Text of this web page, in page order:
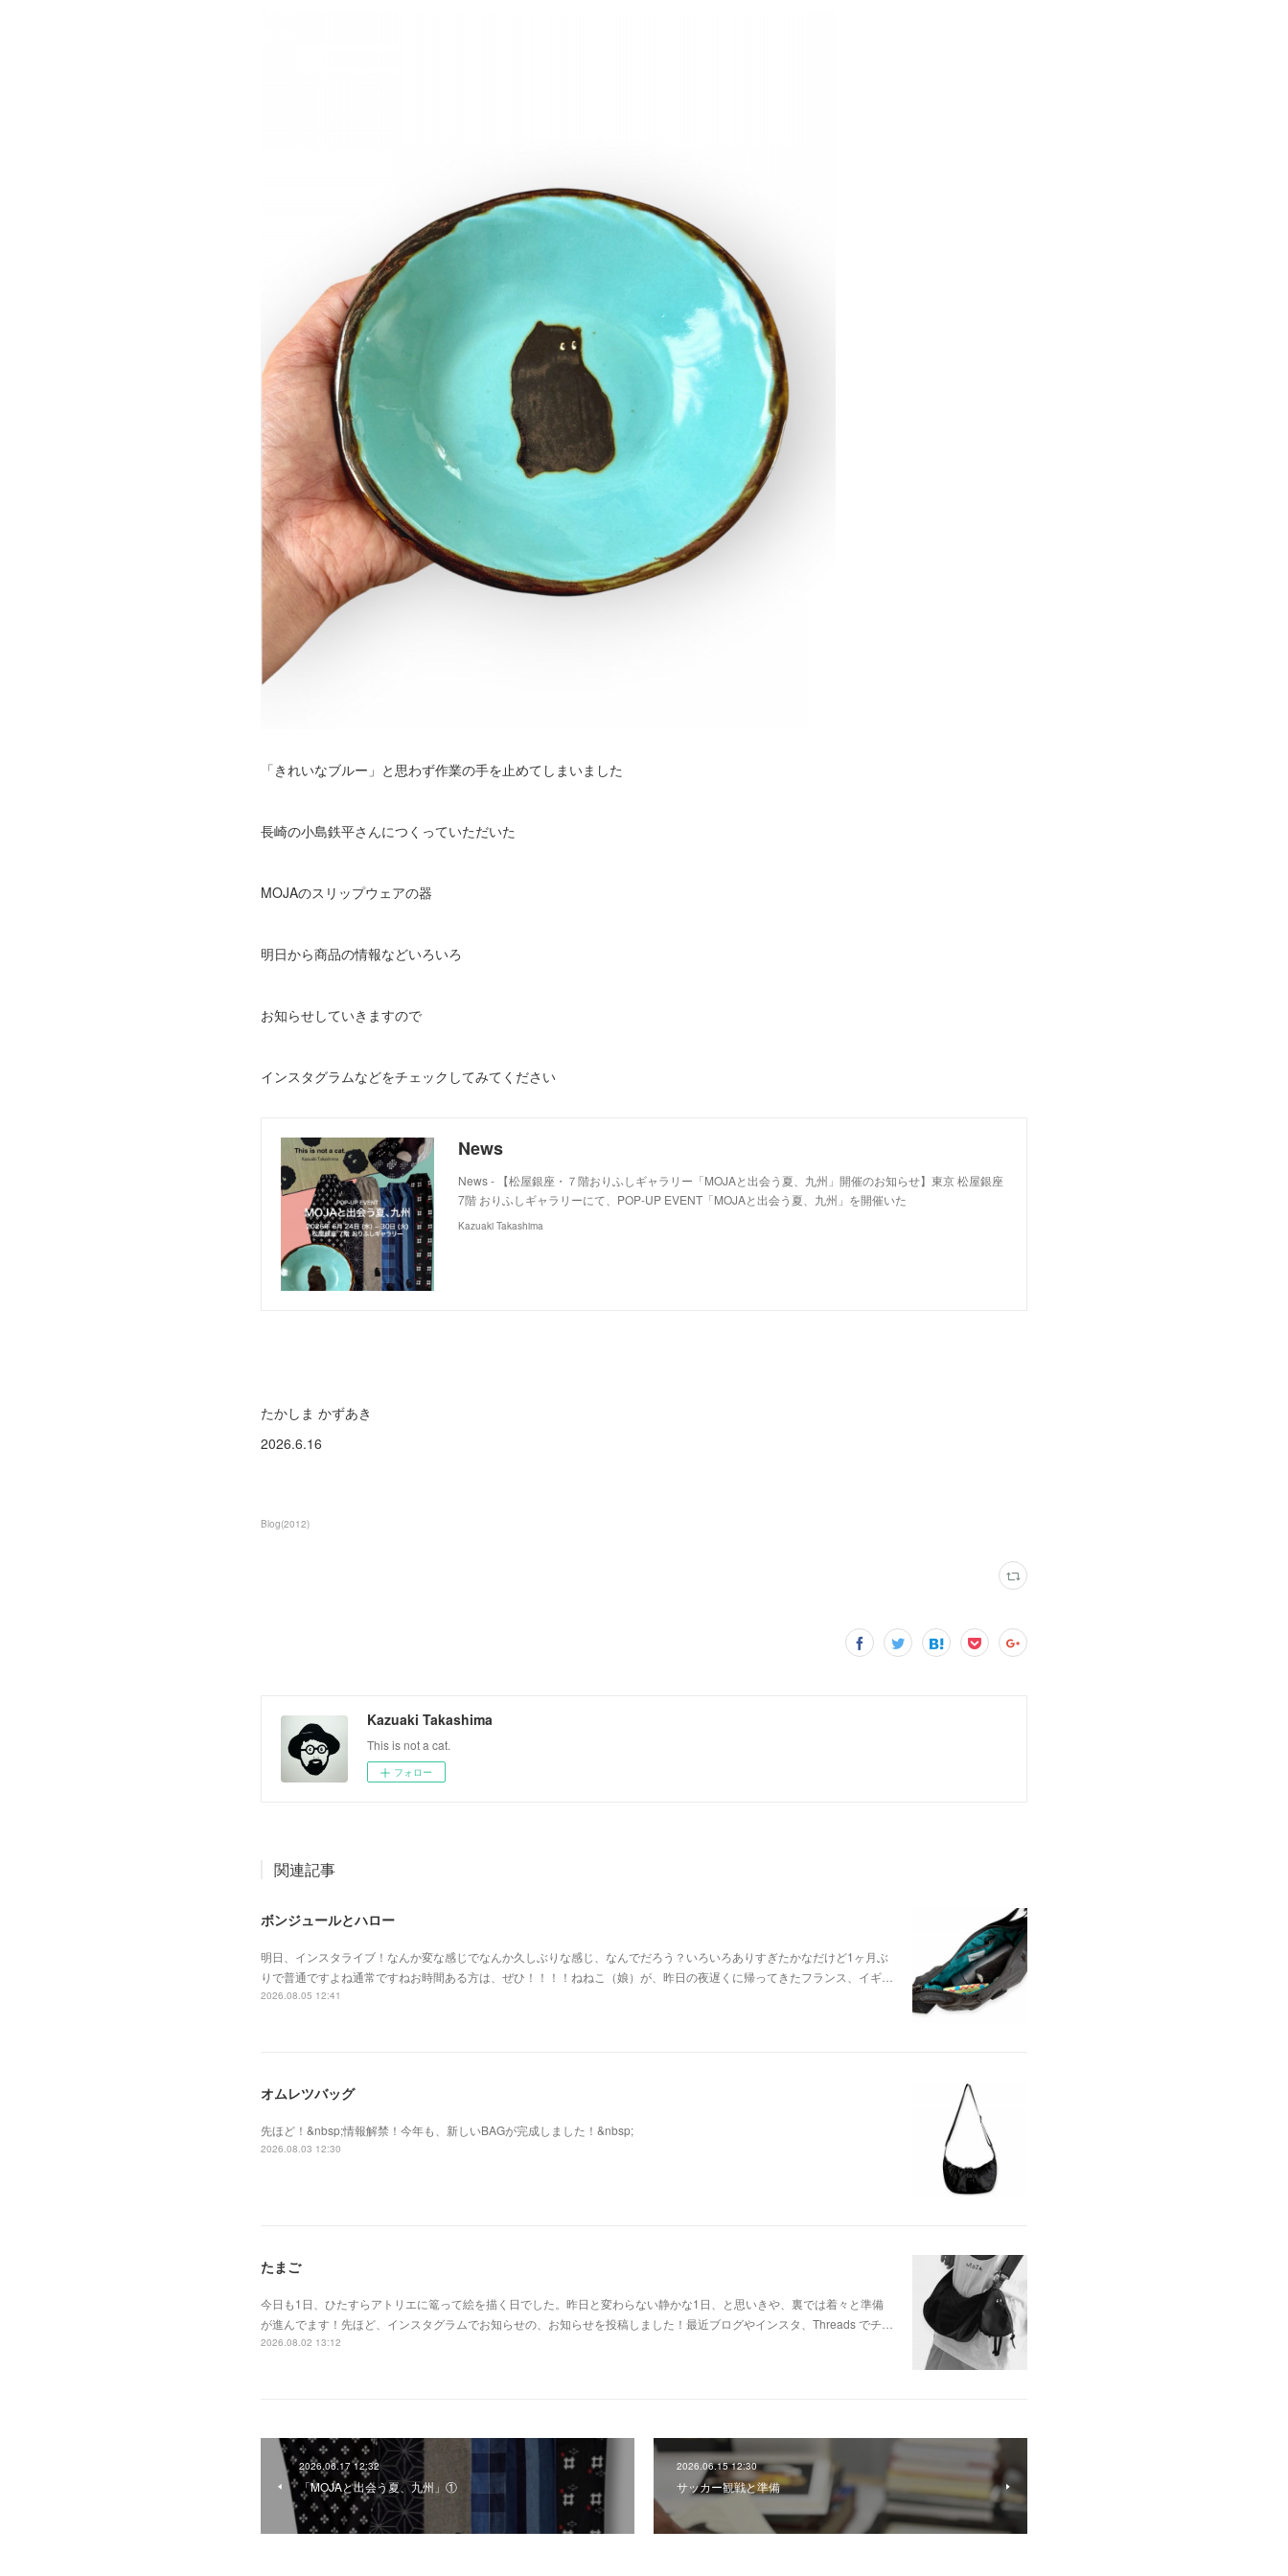
「きれいなブルー」と思わず作業の手を止めてしまいました
長崎の小島鉄平さんにつくっていただいた
MOJAのスリップウェアの器
明日から商品の情報などいろいろ
お知らせしていきますので
インスタグラムなどをチェックしてみてください
News
News - 【松屋銀座・７階おりふしギャラリー「MOJAと出会う夏、九州」開催のお知らせ】東京 松屋銀座
7階 おりふしギャラリーにて、POP-UP EVENT「MOJAと出会う夏、九州」を開催いた
Kazuaki Takashima
たかしま かずあき
2026.6.16
Blog(2012)
Kazuaki Takashima
This is not a cat.
フォロー
関連記事
ボンジュールとハロー
明日、インスタライブ！なんか変な感じでなんか久しぶりな感じ、なんでだろう？いろいろありすぎたかなだけど1ヶ月ぶ
りで普通ですよね通常ですねお時間ある方は、ぜひ！！！！ねねこ（娘）が、昨日の夜遅くに帰ってきたフランス、イギ…
2026.08.05 12:41
オムレツバッグ
先ほど！&nbsp;情報解禁！今年も、新しいBAGが完成しました！&nbsp;
2026.08.03 12:30
たまご
今日も1日、ひたすらアトリエに篭って絵を描く日でした。昨日と変わらない静かな1日、と思いきや、裏では着々と準備
が進んでます！先ほど、インスタグラムでお知らせの、お知らせを投稿しました！最近ブログやインスタ、Threads でチ…
2026.08.02 13:12
2026.06.17 12:32
「MOJAと出会う夏、九州」①
2026.06.15 12:30
サッカー観戦と準備